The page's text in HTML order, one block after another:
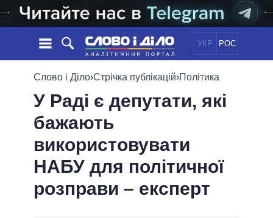
УКР РОС
НОВИНИ
СТРІЧКА
ПОДІЇ
СТАТТІ
ДУМКИ
ОГЛЯДИ
ДАЙДЖЕСТИ
ПОЛІТИКА
СУСПІЛЬСТВО
СВІТ
ОБIЦЯНКИ
ПОЛIТИКИ
УСІ ПОЛІТИКИ
ПРЕЗИДЕНТ І ОФІС
ВЕРХОВНА РАДА
ІНФОГРАФІКА
ВІДЕО
Слово і Діло›Стрічка публікацій›Політика
У Раді є депутати, які
бажають
використовувати
НАБУ для політичної
розправи – експерт